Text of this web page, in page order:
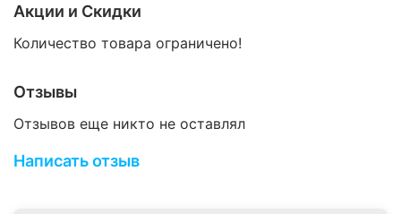
Акции и Скидки
Количество товара ограничено!
Отзывы
Отзывов еще никто не оставлял
Написать отзыв